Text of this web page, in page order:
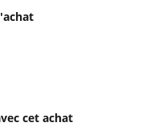
cet achat